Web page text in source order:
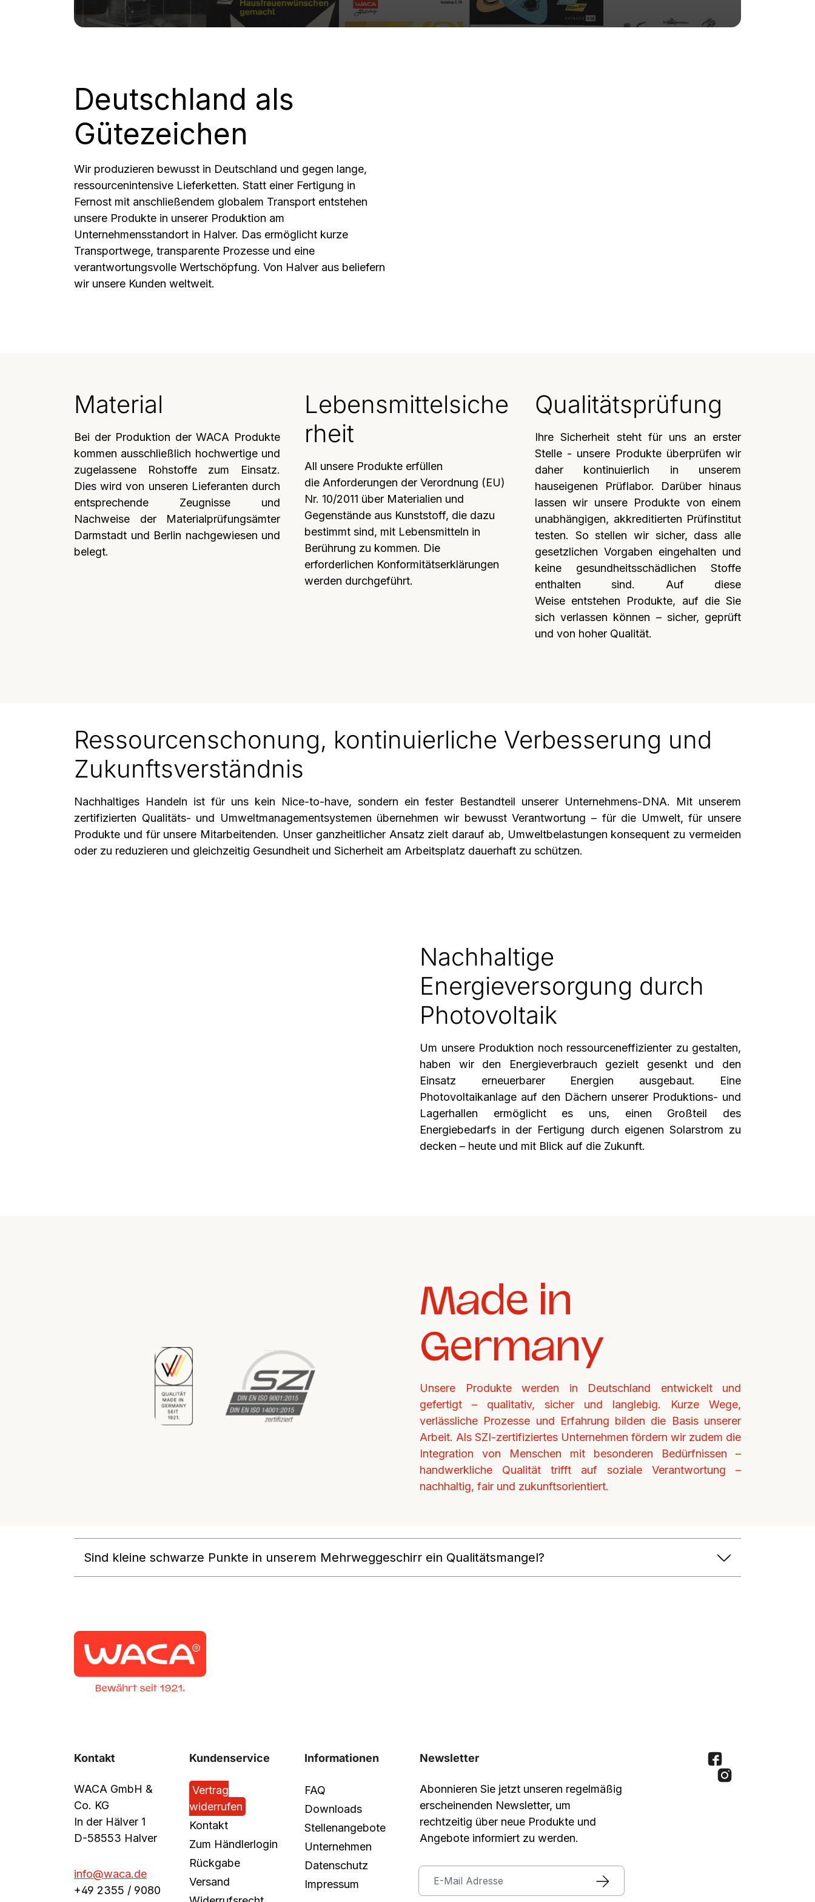
Frühstücks-Duo Rührschüssel Rührbecher
Deutschland als
Gütezeichen
Wir produzieren bewusst in Deutschland und gegen lange,
ressourcenintensive Lieferketten. Statt einer Fertigung in
Fernost mit anschließendem globalem Transport entstehen
unsere Produkte in unserer Produktion am
Unternehmensstandort in Halver. Das ermöglicht kurze
Transportwege, transparente Prozesse und eine
verantwortungsvolle Wertschöpfung. Von Halver aus beliefern
wir unsere Kunden weltweit.
Material
Bei der Produktion der WACA Produkte
kommen ausschließlich hochwertige und
zugelassene Rohstoffe zum Einsatz.
Dies wird von unseren Lieferanten durch
entsprechende Zeugnisse und
Nachweise der Materialprüfungsämter
Darmstadt und Berlin nachgewiesen und
belegt.
Lebensmittelsiche
rheit
All unsere Produkte erfüllen
die Anforderungen der Verordnung (EU)
Nr. 10/2011 über Materialien und
Gegenstände aus Kunststoff, die dazu
bestimmt sind, mit Lebensmitteln in
Berührung zu kommen. Die
erforderlichen Konformitätserklärungen
werden durchgeführt.
Qualitätsprüfung
Ihre Sicherheit steht für uns an erster
Stelle - unsere Produkte überprüfen wir
daher kontinuierlich in unserem
hauseigenen Prüflabor. Darüber hinaus
lassen wir unsere Produkte von einem
unabhängigen, akkreditierten Prüfinstitut
testen. So stellen wir sicher, dass alle
gesetzlichen Vorgaben eingehalten und
keine gesundheitsschädlichen Stoffe
enthalten sind. Auf diese
Weise entstehen Produkte, auf die Sie
sich verlassen können – sicher, geprüft
und von hoher Qualität.
Ressourcenschonung, kontinuierliche Verbesserung und
Zukunftsverständnis
Nachhaltiges Handeln ist für uns kein Nice‑to‑have, sondern ein fester Bestandteil unserer Unternehmens‑DNA. Mit unserem
zertifizierten Qualitäts‑ und Umweltmanagementsystemen übernehmen wir bewusst Verantwortung – für die Umwelt, für unsere
Produkte und für unsere Mitarbeitenden. Unser ganzheitlicher Ansatz zielt darauf ab, Umweltbelastungen konsequent zu vermeiden
oder zu reduzieren und gleichzeitig Gesundheit und Sicherheit am Arbeitsplatz dauerhaft zu schützen.
Nachhaltige
Energieversorgung durch
Photovoltaik
Um unsere Produktion noch ressourceneffizienter zu gestalten,
haben wir den Energieverbrauch gezielt gesenkt und den
Einsatz erneuerbarer Energien ausgebaut. Eine
Photovoltaikanlage auf den Dächern unserer Produktions‑ und
Lagerhallen ermöglicht es uns, einen Großteil des
Energiebedarfs in der Fertigung durch eigenen Solarstrom zu
decken – heute und mit Blick auf die Zukunft.
Made in
Germany
Unsere Produkte werden in Deutschland entwickelt und
gefertigt – qualitativ, sicher und langlebig. Kurze Wege,
verlässliche Prozesse und Erfahrung bilden die Basis unserer
Arbeit. Als SZI-zertifiziertes Unternehmen fördern wir zudem die
Integration von Menschen mit besonderen Bedürfnissen –
handwerkliche Qualität trifft auf soziale Verantwortung –
nachhaltig, fair und zukunftsorientiert.
Sind kleine schwarze Punkte in unserem Mehrweggeschirr ein Qualitätsmangel?
Kontakt
WACA GmbH &
Co. KG
In der Hälver 1
D-58553 Halver
info@waca.de
+49 2355 / 9080
Kundenservice
Vertrag
widerrufen
Kontakt
Zum Händlerlogin
Rückgabe
Versand
Informationen
FAQ
Downloads
Stellenangebote
Unternehmen
Datenschutz
Impressum
Newsletter
Abonnieren Sie jetzt unseren regelmäßig
erscheinenden Newsletter, um
rechtzeitig über neue Produkte und
Angebote informiert zu werden.